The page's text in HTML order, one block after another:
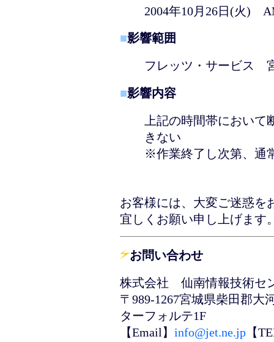
2004年10月26日(火)
■影響範囲
フレッツ・サービス
■影響内容
上記の時間帯におい
きない
※作業終了し次第、通
お客様には、大変ご迷惑を
宜しくお願い申し上げます
お問い合わせ
株式会社 仙南情報技術セ
〒989-1267宮城県柴田郡大
ターフォルテ1F
【Email】 info@jet.ne.jp 【